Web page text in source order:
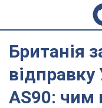
Британія
відправку
AS90: чим